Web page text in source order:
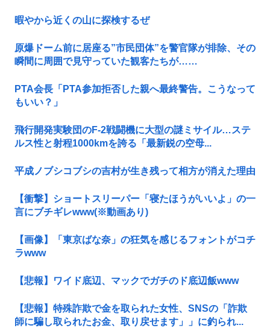
暇やから近くの山に探検するぜ
原爆ドーム前に居座る”市民団体”を警官隊が排除、その
瞬間に周囲で見守っていた観客たちが……
PTA会長「PTA参加拒否した親へ最終警告。こうなって
もいい？」
飛行開発実験団のF-2戦闘機に大型の謎ミサイル…ステ
ルス性と射程1000kmを誇る「最新鋭の空母...
平成ノブシコブシの吉村が生き残って相方が消えた理由
【衝撃】ショートスリーパー「寝たほうがいいよ」の一
言にブチギレwww(※動画あり)
【画像】「東京ばな奈」の狂気を感じるフォントがコチ
ラwww
【悲報】ワイド底辺、マックでガチのド底辺飯www
【悲報】特殊詐欺で金を取られた女性、SNSの「詐欺
師に騙し取られたお金、取り戻せます」」に釣られ...